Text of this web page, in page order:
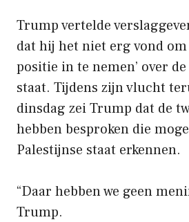
Trump vertelde
dat hij het niet erg vond om
positie in te nemen’ over
staat. Tijdens zijn vlucht
dinsdag zei Trump dat de
hebben besproken die
Palestijnse staat erkennen.
“Daar hebben we geen
Trump.